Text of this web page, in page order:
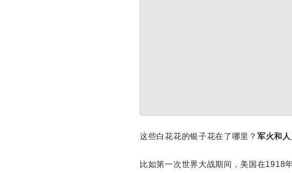
这些白花花的银子花在了哪里？ 军火和人
比如第一次世界大战期间，美国在1918